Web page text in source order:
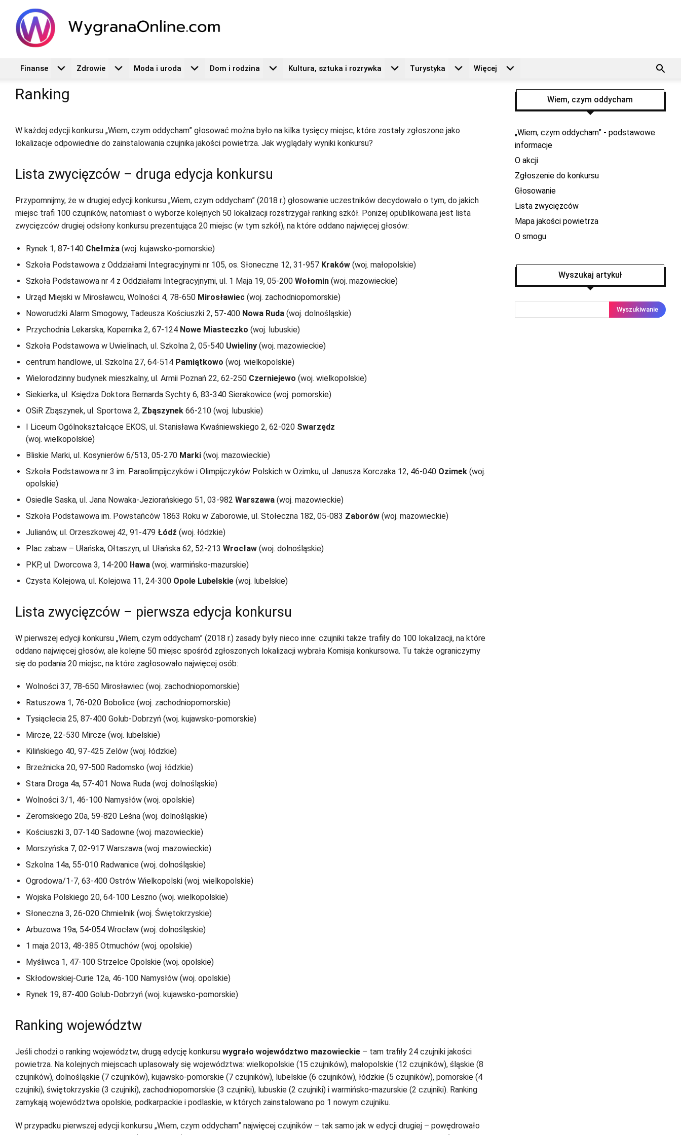
Finanse Zdrowie Moda i uroda Dom i rodzina Kultura, sztuka i rozrywka Turystyka Więcej
Ranking
W każdej edycji konkursu „Wiem, czym oddycham” głosować można było na kilka tysięcy miejsc, które zostały zgłoszone jako
lokalizacje odpowiednie do zainstalowania czujnika jakości powietrza. Jak wyglądały wyniki konkursu?
Lista zwycięzców – druga edycja konkursu
Przypomnijmy, że w drugiej edycji konkursu „Wiem, czym oddycham” (2018 r.) głosowanie uczestników decydowało o tym, do jakich
miejsc trafi 100 czujników, natomiast o wyborze kolejnych 50 lokalizacji rozstrzygał ranking szkół. Poniżej opublikowana jest lista
zwycięzców drugiej odsłony konkursu prezentująca 20 miejsc (w tym szkół), na które oddano najwięcej głosów:
Rynek 1, 87-140 Chełmża (woj. kujawsko-pomorskie)
Szkoła Podstawowa z Oddziałami Integracyjnymi nr 105, os. Słoneczne 12, 31-957 Kraków (woj. małopolskie)
Szkoła Podstawowa nr 4 z Oddziałami Integracyjnymi, ul. 1 Maja 19, 05-200 Wołomin (woj. mazowieckie)
Urząd Miejski w Mirosławcu, Wolności 4, 78-650 Mirosławiec (woj. zachodniopomorskie)
Noworudzki Alarm Smogowy, Tadeusza Kościuszki 2, 57-400 Nowa Ruda (woj. dolnośląskie)
Przychodnia Lekarska, Kopernika 2, 67-124 Nowe Miasteczko (woj. lubuskie)
Szkoła Podstawowa w Uwielinach, ul. Szkolna 2, 05-540 Uwieliny (woj. mazowieckie)
centrum handlowe, ul. Szkolna 27, 64-514 Pamiątkowo (woj. wielkopolskie)
Wielorodzinny budynek mieszkalny, ul. Armii Poznań 22, 62-250 Czerniejewo (woj. wielkopolskie)
Siekierka, ul. Księdza Doktora Bernarda Sychty 6, 83-340 Sierakowice (woj. pomorskie)
OSiR Zbąszynek, ul. Sportowa 2, Zbąszynek 66-210 (woj. lubuskie)
I Liceum Ogólnokształcące EKOS, ul. Stanisława Kwaśniewskiego 2, 62-020 Swarzędz
(woj. wielkopolskie)
Bliskie Marki, ul. Kosynierów 6/513, 05-270 Marki (woj. mazowieckie)
Szkoła Podstawowa nr 3 im. Paraolimpijczyków i Olimpijczyków Polskich w Ozimku, ul. Janusza Korczaka 12, 46-040 Ozimek (woj.
opolskie)
Osiedle Saska, ul. Jana Nowaka-Jeziorańskiego 51, 03-982 Warszawa (woj. mazowieckie)
Szkoła Podstawowa im. Powstańców 1863 Roku w Zaborowie, ul. Stołeczna 182, 05-083 Zaborów (woj. mazowieckie)
Julianów, ul. Orzeszkowej 42, 91-479 Łódź (woj. łódzkie)
Plac zabaw – Ułańska, Ołtaszyn, ul. Ułańska 62, 52-213 Wrocław (woj. dolnośląskie)
PKP, ul. Dworcowa 3, 14-200 Iława (woj. warmińsko-mazurskie)
Czysta Kolejowa, ul. Kolejowa 11, 24-300 Opole Lubelskie (woj. lubelskie)
Lista zwycięzców – pierwsza edycja konkursu
W pierwszej edycji konkursu „Wiem, czym oddycham” (2018 r.) zasady były nieco inne: czujniki także trafiły do 100 lokalizacji, na które
oddano najwięcej głosów, ale kolejne 50 miejsc spośród zgłoszonych lokalizacji wybrała Komisja konkursowa. Tu także ograniczymy
się do podania 20 miejsc, na które zagłosowało najwięcej osób:
Wolności 37, 78-650 Mirosławiec (woj. zachodniopomorskie)
Ratuszowa 1, 76-020 Bobolice (woj. zachodniopomorskie)
Tysiąclecia 25, 87-400 Golub-Dobrzyń (woj. kujawsko-pomorskie)
Mircze, 22-530 Mircze (woj. lubelskie)
Kilińskiego 40, 97-425 Zelów (woj. łódzkie)
Brzeźnicka 20, 97-500 Radomsko (woj. łódzkie)
Stara Droga 4a, 57-401 Nowa Ruda (woj. dolnośląskie)
Wolności 3/1, 46-100 Namysłów (woj. opolskie)
Żeromskiego 20a, 59-820 Leśna (woj. dolnośląskie)
Kościuszki 3, 07-140 Sadowne (woj. mazowieckie)
Morszyńska 7, 02-917 Warszawa (woj. mazowieckie)
Szkolna 14a, 55-010 Radwanice (woj. dolnośląskie)
Ogrodowa/1-7, 63-400 Ostrów Wielkopolski (woj. wielkopolskie)
Wojska Polskiego 20, 64-100 Leszno (woj. wielkopolskie)
Słoneczna 3, 26-020 Chmielnik (woj. Świętokrzyskie)
Arbuzowa 19a, 54-054 Wrocław (woj. dolnośląskie)
1 maja 2013, 48-385 Otmuchów (woj. opolskie)
Myśliwca 1, 47-100 Strzelce Opolskie (woj. opolskie)
Skłodowskiej-Curie 12a, 46-100 Namysłów (woj. opolskie)
Rynek 19, 87-400 Golub-Dobrzyń (woj. kujawsko-pomorskie)
Ranking województw
Jeśli chodzi o ranking województw, drugą edycję konkursu wygrało województwo mazowieckie – tam trafiły 24 czujniki jakości
powietrza. Na kolejnych miejscach uplasowały się województwa: wielkopolskie (15 czujników), małopolskie (12 czujników), śląskie (8
czujników), dolnośląskie (7 czujników), kujawsko-pomorskie (7 czujników), lubelskie (6 czujników), łódzkie (5 czujników), pomorskie (4
czujniki), świętokrzyskie (3 czujniki), zachodniopomorskie (3 czujniki), lubuskie (2 czujniki) i warmińsko-mazurskie (2 czujniki). Ranking
zamykają województwa opolskie, podkarpackie i podlaskie, w których zainstalowano po 1 nowym czujniku.
W przypadku pierwszej edycji konkursu „Wiem, czym oddycham” najwięcej czujników – tak samo jak w edycji drugiej – powędrowało
Wiem, czym oddycham
„Wiem, czym oddycham” - podstawowe
informacje
O akcji
Zgłoszenie do konkursu
Głosowanie
Lista zwycięzców
Mapa jakości powietrza
O smogu
Wyszukaj artykuł